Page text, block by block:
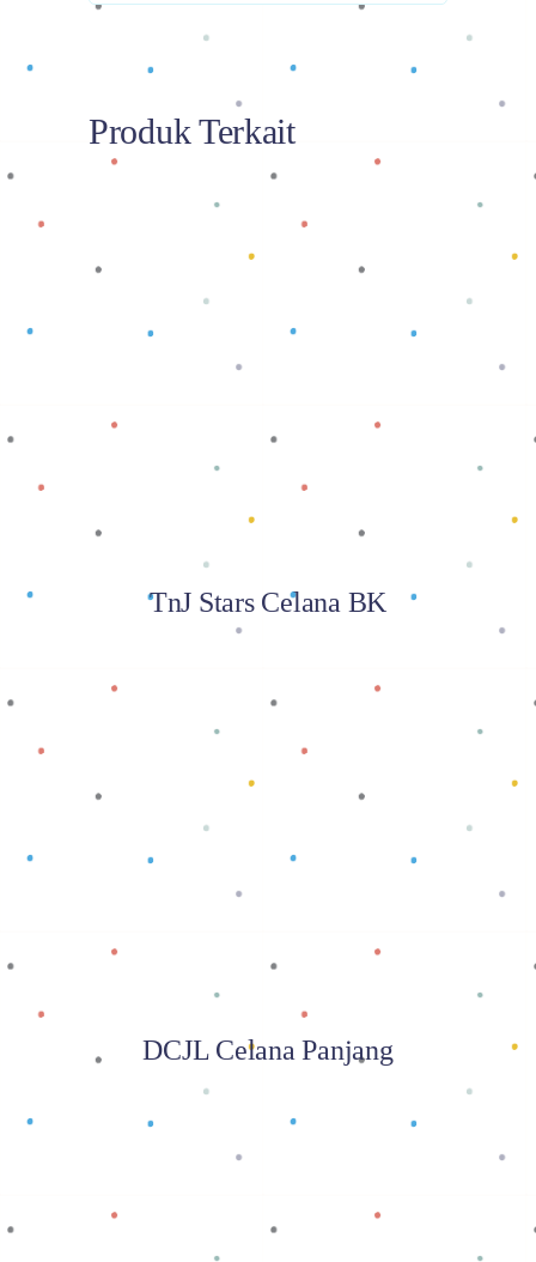
Produk Terkait
Baca selengkapnya
TnJ Stars Celana BK
Baca selengkapnya
DCJL Celana Panjang